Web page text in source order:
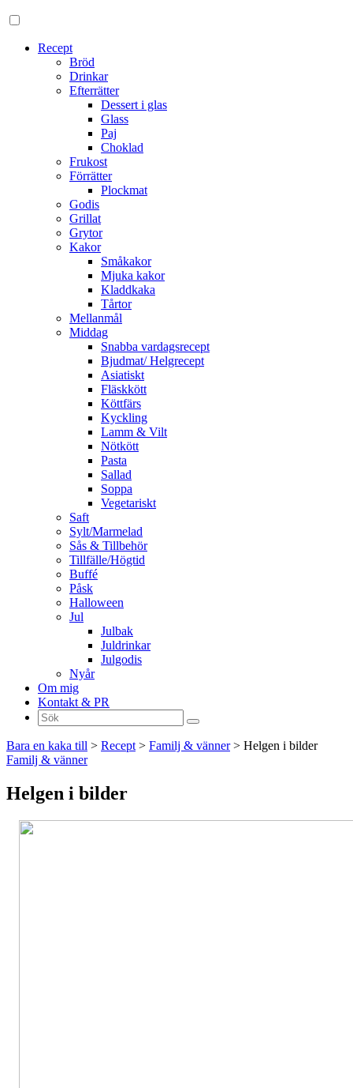
Recept
Bröd
Drinkar
Efterrätter
Dessert i glas
Glass
Paj
Choklad
Frukost
Förrätter
Plockmat
Godis
Grillat
Grytor
Kakor
Småkakor
Mjuka kakor
Kladdkaka
Tårtor
Mellanmål
Middag
Snabba vardagsrecept
Bjudmat/ Helgrecept
Asiatiskt
Fläskkött
Köttfärs
Kyckling
Lamm & Vilt
Nötkött
Pasta
Sallad
Soppa
Vegetariskt
Saft
Sylt/Marmelad
Sås & Tillbehör
Tillfälle/Högtid
Buffé
Påsk
Halloween
Jul
Julbak
Juldrinkar
Julgodis
Nyår
Om mig
Kontakt & PR
Sök
efter:
Bara en kaka till > Recept > Familj & vänner> Helgen i bilder
Familj & vänner
Helgen i bilder